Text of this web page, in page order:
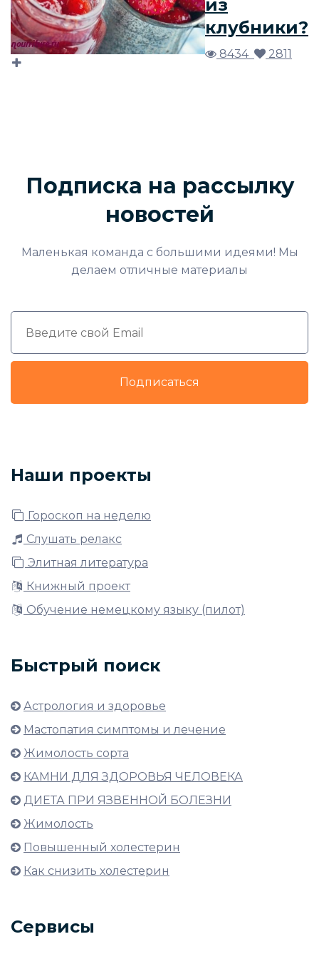
из
клубники?
8434 2811
Подписка на рассылку
новостей
Маленькая команда с большими идеями! Мы
делаем отличные материалы
Подписаться
Наши проекты
Гороскоп на неделю
Слушать релакс
Элитная литература
Книжный проект
Обучение немецкому языку (пилот)
Быстрый поиск
Астрология и здоровье
Мастопатия симптомы и лечение
Жимолость сорта
КАМНИ ДЛЯ ЗДОРОВЬЯ ЧЕЛОВЕКА
ДИЕТА ПРИ ЯЗВЕННОЙ БОЛЕЗНИ
Жимолость
Повышенный холестерин
Как снизить холестерин
Сервисы